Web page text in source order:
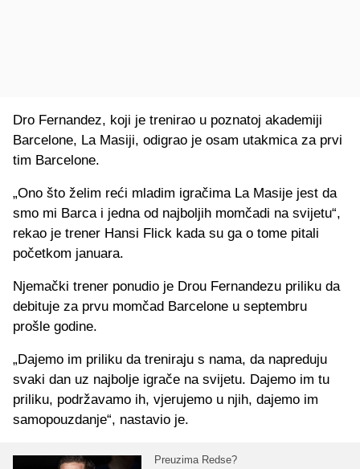
Dro Fernandez, koji je trenirao u poznatoj akademiji
Barcelone, La Masiji, odigrao je osam utakmica za prvi
tim Barcelone.
„Ono što želim reći mladim igračima La Masije jest da
smo mi Barca i jedna od najboljih momčadi na svijetu“,
rekao je trener Hansi Flick kada su ga o tome pitali
početkom januara.
Njemački trener ponudio je Drou Fernandezu priliku da
debituje za prvu momčad Barcelone u septembru
prošle godine.
„Dajemo im priliku da treniraju s nama, da napreduju
svaki dan uz najbolje igrače na svijetu. Dajemo im tu
priliku, podržavamo ih, vjerujemo u njih, dajemo im
samopouzdanje“, nastavio je.
Preuzima Redse?